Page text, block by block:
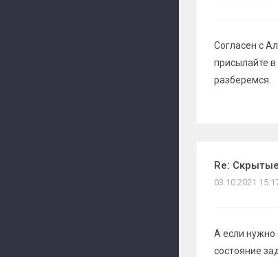
Согласен с
присылайте
разберемся.
Re:
03.10.2021
А если нужно
состояние